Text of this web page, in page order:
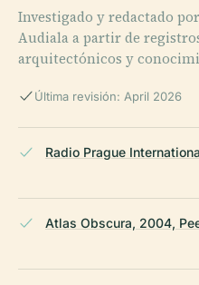
Investigado y redactado
Audiala a partir de
arquitectónicos y
Última revisión: April 2026
Radio Prague
Atlas Obscura, 2004,